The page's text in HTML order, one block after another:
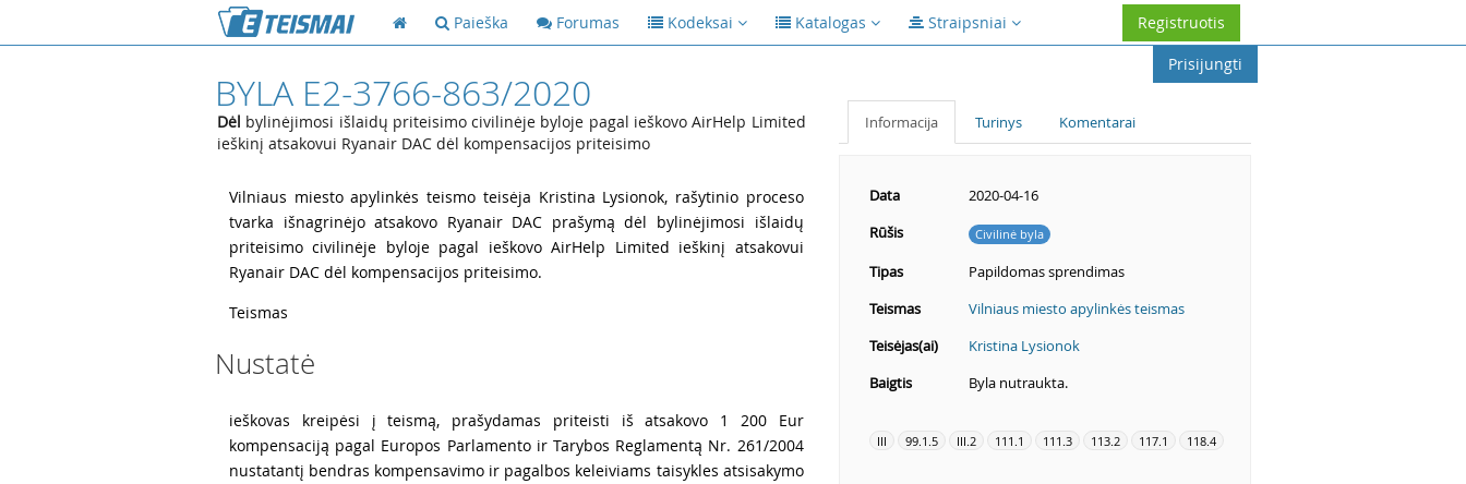
Paieška Forumas Kodeksai Katalogas Straipsniai
Registruotis
Prisijungti
BYLA E2-3766-863/2020
Dėl bylinėjimosi išlaidų priteisimo civilinėje byloje pagal ieškovo AirHelp Limited
ieškinį atsakovui Ryanair DAC dėl kompensacijos priteisimo
Vilniaus miesto apylinkės teismo teisėja Kristina Lysionok, rašytinio proceso
tvarka išnagrinėjo atsakovo Ryanair DAC prašymą dėl bylinėjimosi išlaidų
priteisimo civilinėje byloje pagal ieškovo AirHelp Limited ieškinį atsakovui
Ryanair DAC dėl kompensacijos priteisimo.
Teismas
Nustatė
ieškovas kreipėsi į teismą, prašydamas priteisti iš atsakovo 1 200 Eur
kompensaciją pagal Europos Parlamento ir Tarybos Reglamentą Nr. 261/2004
nustatantį bendras kompensavimo ir pagalbos keleiviams taisykles atsisakymo
Informacija Turinys Komentarai
Data
2020-04-16
Rūšis
Civilinė byla
Tipas
Papildomas sprendimas
Teismas
Vilniaus miesto apylinkės teismas
Teisėjas(ai)
Kristina Lysionok
Baigtis
Byla nutraukta.
III 99.1.5 III.2 111.1 111.3 113.2 117.1 118.4